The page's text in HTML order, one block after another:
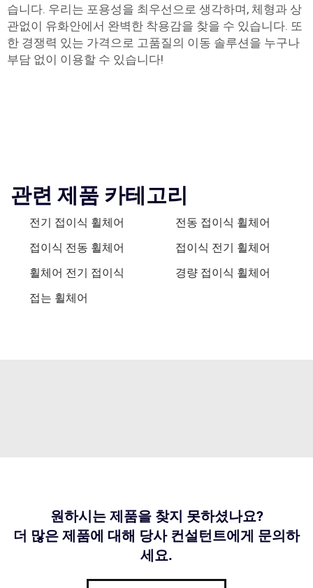
습니다. 우리는 포용성을 최우선으로 생각하며, 체형과 상
관없이 유화안에서 완벽한 착용감을 찾을 수 있습니다. 또
한 경쟁력 있는 가격으로 고품질의 이동 솔루션을 누구나
부담 없이 이용할 수 있습니다!
관련 제품 카테고리
전기 접이식 휠체어
전동 접이식 휠체어
접이식 전동 휠체어
접이식 전기 휠체어
휠체어 전기 접이식
경량 접이식 휠체어
접는 휠체어
원하시는 제품을 찾지 못하셨나요?
더 많은 제품에 대해 당사 컨설턴트에게 문의하
세요.